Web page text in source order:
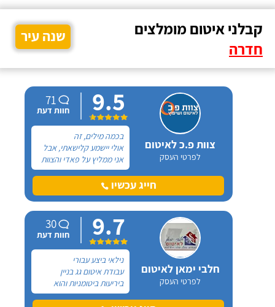
קבלני איטום מומלצים
חדרה
שנה עיר
צוות פ.כ לאיטום
לפרטי העסק
9.5
71
חוות דעת
בכמה מילים, זה
אולי יישמע קלישאתי, אבל
אני ממליץ על פאדי והצוות
שלו בגלל המקצועיות
ובזכות השירות! בחורף
שעבר התחילה אצלנו בעיה
הבית ולאחר כמה בירורים
עם חברים ובעלי מקצוע
הגענו לפאדי מ"צוות פ.כ.
חייג עכשיו
חלבי ימאן לאיטום
לפרטי העסק
9.7
30
חוות דעת
נילאי ביצע עבורי
עבודת איטום גג בניין
ביריעות ביטומניות והוא
מאוד מקצועי! הגעתי אליו